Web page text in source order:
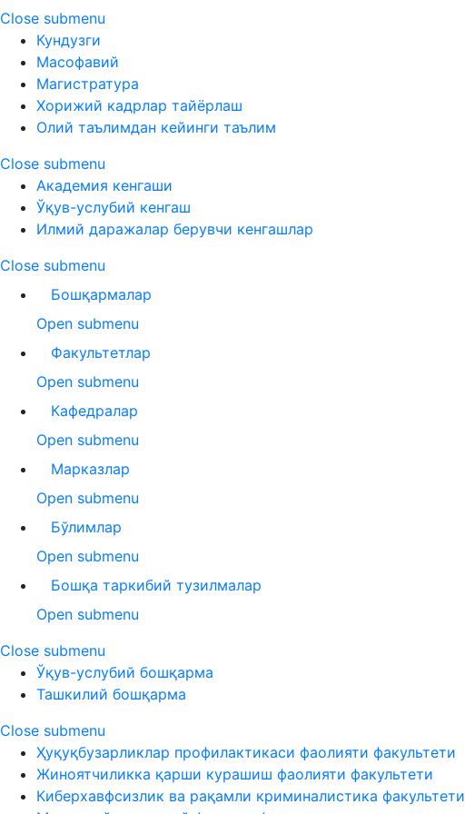
Close submenu
Кундузги
Масофавий
Магистратура
Хорижий кадрлар тайёрлаш
Олий таълимдан кейинги таълим
Close submenu
Академия кенгаши
Ўқув-услубий кенгаш
Илмий даражалар берувчи кенгашлар
Close submenu
Бошқармалар
Open submenu
Факультетлар
Open submenu
Кафедралар
Open submenu
Марказлар
Open submenu
Бўлимлар
Open submenu
Бошқа таркибий тузилмалар
Open submenu
Close submenu
Ўқув-услубий бошқарма
Ташкилий бошқарма
Close submenu
Ҳуқуқбузарликлар профилактикаси фаолияти факультети
Жиноятчиликка қарши курашиш фаолияти факультети
Киберхавфсизлик ва рақамли криминалистика факультети